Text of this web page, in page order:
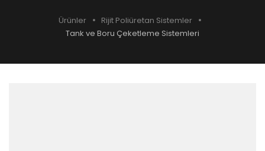
Ürünler
Rijit Poliüretan Sistemler
Tank ve Boru Çeketleme Sistemleri